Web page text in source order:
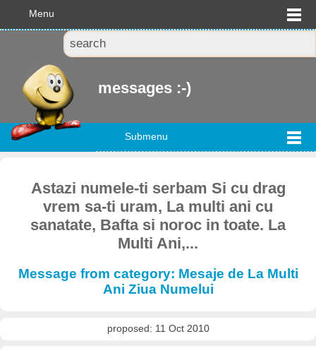
Menu
messages :-)
Submenu
Astazi numele-ti serbam Si cu drag
vrem sa-ti uram, La multi ani cu
sanatate, Bafta si noroc in toate. La
Multi Ani,...
Message from category: Mesaje de La Multi
Ani Ziua Numelui
proposed: 11 Oct 2010